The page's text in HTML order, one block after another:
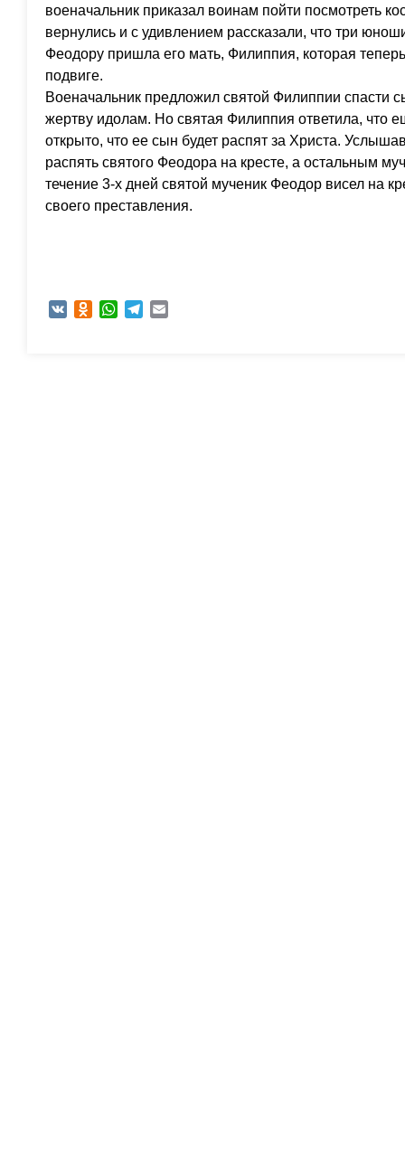
военачальник приказал воинам пойти посмотреть
вернулись и с удивлением рассказали, что три
Феодору пришла его мать, Филиппия, которая
подвиге.
Военачальник предложил святой Филиппии спасти
жертву идолам. Но святая Филиппия ответила, что
открыто, что ее сын будет распят за Христа.
распять святого Феодора на кресте, а остальным
течение 3-х дней святой мученик Феодор висел на
своего преставления.
VK Odnoklassniki
WhatsAppTelegram